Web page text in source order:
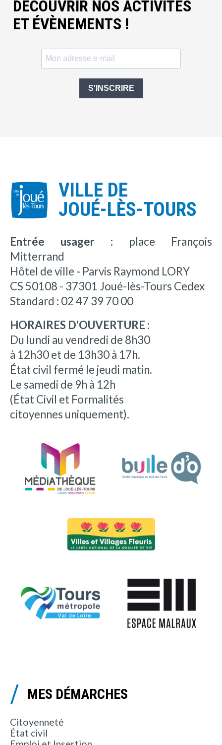
DÉCOUVRIR NOS ACTIVITÉS
ET ÉVÈNEMENTS !
S'INSCRIRE
VILLE DE
JOUÉ-LÈS-TOURS
Entrée usager : place François
Mitterrand
Hôtel de ville - Parvis Raymond LORY
CS 50108 - 37301 Joué-lès-Tours Cedex
Standard : 02 47 39 70 00
HORAIRES D'OUVERTURE :
Du lundi au vendredi de 8h30
à 12h30 et de 13h30 à 17h.
État civil fermé le jeudi matin.
Le samedi de 9h à 12h
(État Civil et Formalités
citoyennes uniquement).
MES DÉMARCHES
Citoyenneté
État civil